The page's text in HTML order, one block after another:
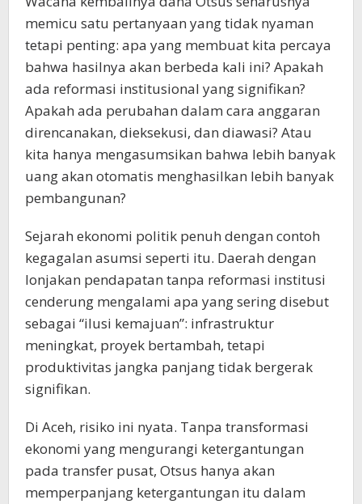
memicu satu pertanyaan yang tidak nyaman
tetapi penting: apa yang membuat kita percaya
bahwa hasilnya akan berbeda kali ini? Apakah
ada reformasi institusional yang signifikan?
Apakah ada perubahan dalam cara anggaran
direncanakan, dieksekusi, dan diawasi? Atau
kita hanya mengasumsikan bahwa lebih banyak
uang akan otomatis menghasilkan lebih banyak
pembangunan?
Sejarah ekonomi politik penuh dengan contoh
kegagalan asumsi seperti itu. Daerah dengan
lonjakan pendapatan tanpa reformasi institusi
cenderung mengalami apa yang sering disebut
sebagai “ilusi kemajuan”: infrastruktur
meningkat, proyek bertambah, tetapi
produktivitas jangka panjang tidak bergerak
signifikan.
Di Aceh, risiko ini nyata. Tanpa transformasi
ekonomi yang mengurangi ketergantungan
pada transfer pusat, Otsus hanya akan
memperpanjang ketergantungan itu dalam